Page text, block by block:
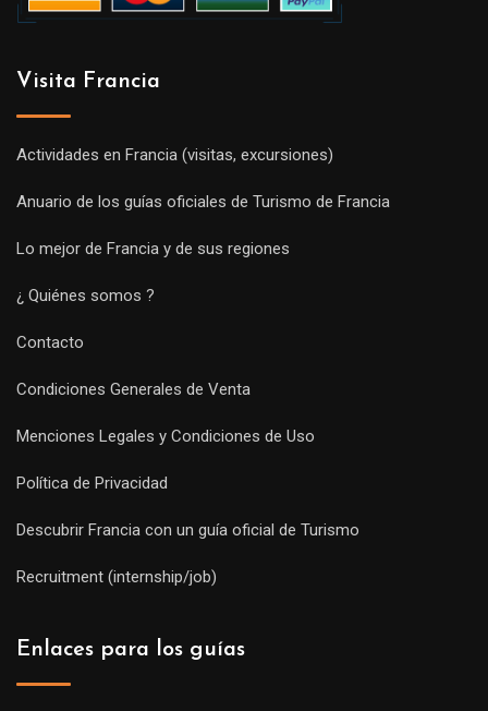
Visita Francia
Actividades en Francia (visitas, excursiones)
Anuario de los guías oficiales de Turismo de Francia
Lo mejor de Francia y de sus regiones
¿ Quiénes somos ?
Contacto
Condiciones Generales de Venta
Menciones Legales y Condiciones de Uso
Política de Privacidad
Descubrir Francia con un guía oficial de Turismo
Recruitment (internship/job)
Enlaces para los guías